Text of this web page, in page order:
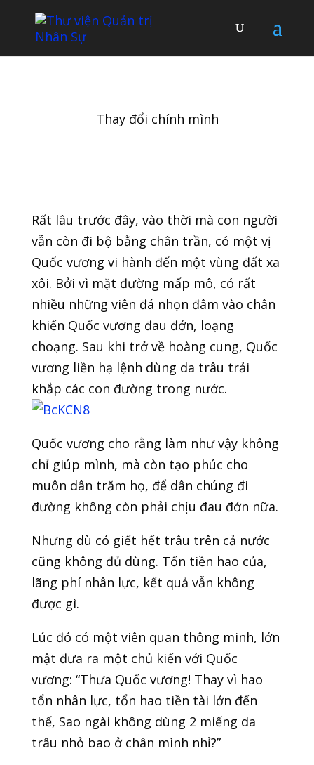
Thay đổi chính mình
Rất lâu trước đây, vào thời mà con người
vẫn còn đi bộ bằng chân trần, có một vị
Quốc vương vi hành đến một vùng đất xa
xôi. Bởi vì mặt đường mấp mô, có rất
nhiều những viên đá nhọn đâm vào chân
khiến Quốc vương đau đớn, loạng
choạng. Sau khi trở về hoàng cung, Quốc
vương liền hạ lệnh dùng da trâu trải
khắp các con đường trong nước.
Quốc vương cho rằng làm như vậy không
chỉ giúp mình, mà còn tạo phúc cho
muôn dân trăm họ, để dân chúng đi
đường không còn phải chịu đau đớn nữa.
Nhưng dù có giết hết trâu trên cả nước
cũng không đủ dùng. Tốn tiền hao của,
lãng phí nhân lực, kết quả vẫn không
được gì.
Lúc đó có một viên quan thông minh, lớn
mật đưa ra một chủ kiến với Quốc
vương: “Thưa Quốc vương! Thay vì hao
tổn nhân lực, tổn hao tiền tài lớn đến
thế, Sao ngài không dùng 2 miếng da
trâu nhỏ bao ở chân mình nhỉ?”